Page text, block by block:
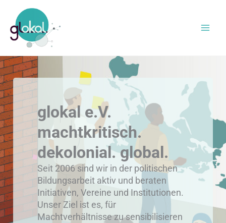
Inhalt
springen
glokal e.V.
machtkritisch.
dekolonial. global.
Seit 2006 sind wir in der politischen
Bildungsarbeit aktiv und beraten
Initiativen, Vereine und Institutionen.
Unser Ziel ist es, für
Machtverhältnisse zu sensibilisieren